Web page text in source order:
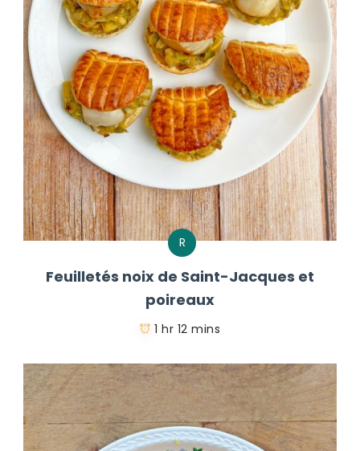
R
Feuilletés noix de Saint-Jacques et
poireaux
1 hr 12 mins